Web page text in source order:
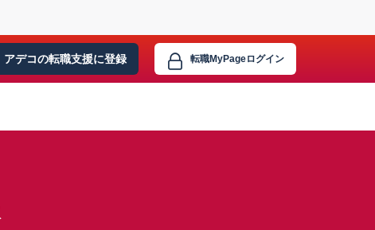
アデコの転職支援に登録 転職MyPageログイン